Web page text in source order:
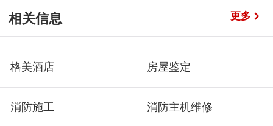
相关信息 更多
格美酒店 房屋鉴定
消防施工 消防主机维修